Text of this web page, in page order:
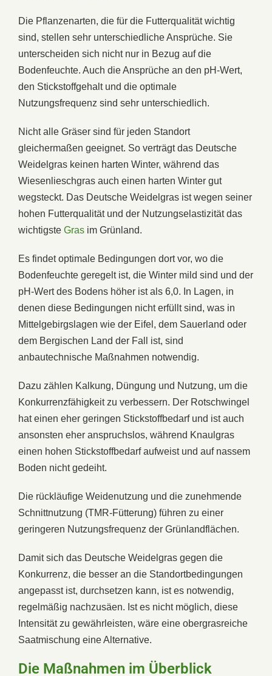
Die Pflanzenarten, die für die Futterqualität wichtig
sind, stellen sehr unterschiedliche Ansprüche. Sie
unterscheiden sich nicht nur in Bezug auf die
Bodenfeuchte. Auch die Ansprüche an den pH-Wert,
den Stickstoffgehalt und die optimale
Nutzungsfrequenz sind sehr unterschiedlich.
Nicht alle Gräser sind für jeden Standort
gleichermaßen geeignet. So verträgt das Deutsche
Weidelgras keinen harten Winter, während das
Wiesenlieschgras auch einen harten Winter gut
wegsteckt. Das Deutsche Weidelgras ist wegen seiner
hohen Futterqualität und der Nutzungselastizität das
wichtigste Gras im Grünland.
Es findet optimale Bedingungen dort vor, wo die
Bodenfeuchte geregelt ist, die Winter mild sind und der
pH-Wert des Bodens höher ist als 6,0. In Lagen, in
denen diese Bedingungen nicht erfüllt sind, was in
Mittelgebirgslagen wie der Eifel, dem Sauerland oder
dem Bergischen Land der Fall ist, sind
anbautechnische Maßnahmen notwendig.
Dazu zählen Kalkung, Düngung und Nutzung, um die
Konkurrenzfähigkeit zu verbessern. Der Rotschwingel
hat einen eher geringen Stickstoffbedarf und ist auch
ansonsten eher anspruchslos, während Knaulgras
einen hohen Stickstoffbedarf aufweist und auf nassem
Boden nicht gedeiht.
Die rückläufige Weidenutzung und die zunehmende
Schnittnutzung (TMR-Fütterung) führen zu einer
geringeren Nutzungsfrequenz der Grünlandflächen.
Damit sich das Deutsche Weidelgras gegen die
Konkurrenz, die besser an die Standortbedingungen
angepasst ist, durchsetzen kann, ist es notwendig,
regelmäßig nachzusäen. Ist es nicht möglich, diese
Intensität zu gewährleisten, wäre eine obergrasreiche
Saatmischung eine Alternative.
Die Maßnahmen im Überblick